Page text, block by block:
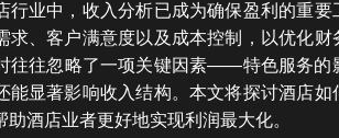
行业中，收入分析已成为确保盈利的重
求、客户满意度以及成本控制，以优化
往往忽略了一项关键因素——特色服务的
能显著影响收入结构。本文将探讨酒店
助酒店业者更好地实现利润最大化。